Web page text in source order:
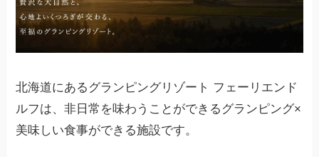
北海道にあるグランピングリゾート フェーリエンド
ルフは、非日常を味わうことができるグランピング×
美味しい食事ができる施設です。